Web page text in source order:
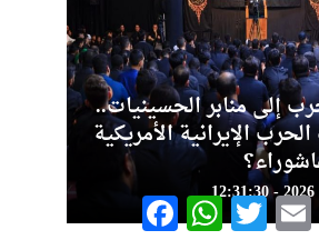
إلى منابر الحسينيات..
الإيرانية الأمريكية
FacebookWhatsAppTwitter Email